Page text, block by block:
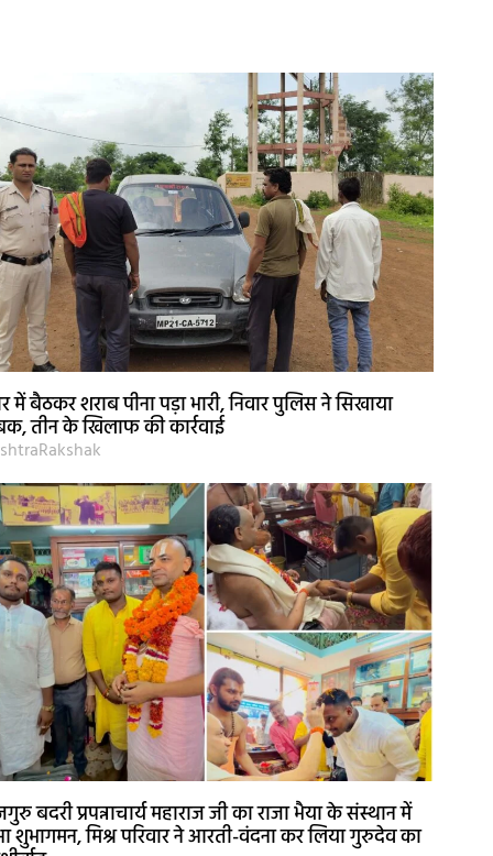
में बैठकर शराब पीना पड़ा भारी, निवार पुलिस ने सिखाया
तीन के खिलाफ की कार्रवाई
बदरी प्रपन्नाचार्य महाराज जी का राजा भैया के संस्थान में
शुभागमन, मिश्र परिवार ने आरती-वंदना कर लिया गुरुदेव का